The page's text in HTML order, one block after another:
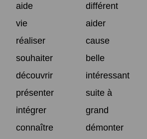
aide
différent
vie
aider
réaliser
cause
souhaiter
belle
découvrir
intéressant
présenter
suite à
intégrer
grand
connaître
démonter